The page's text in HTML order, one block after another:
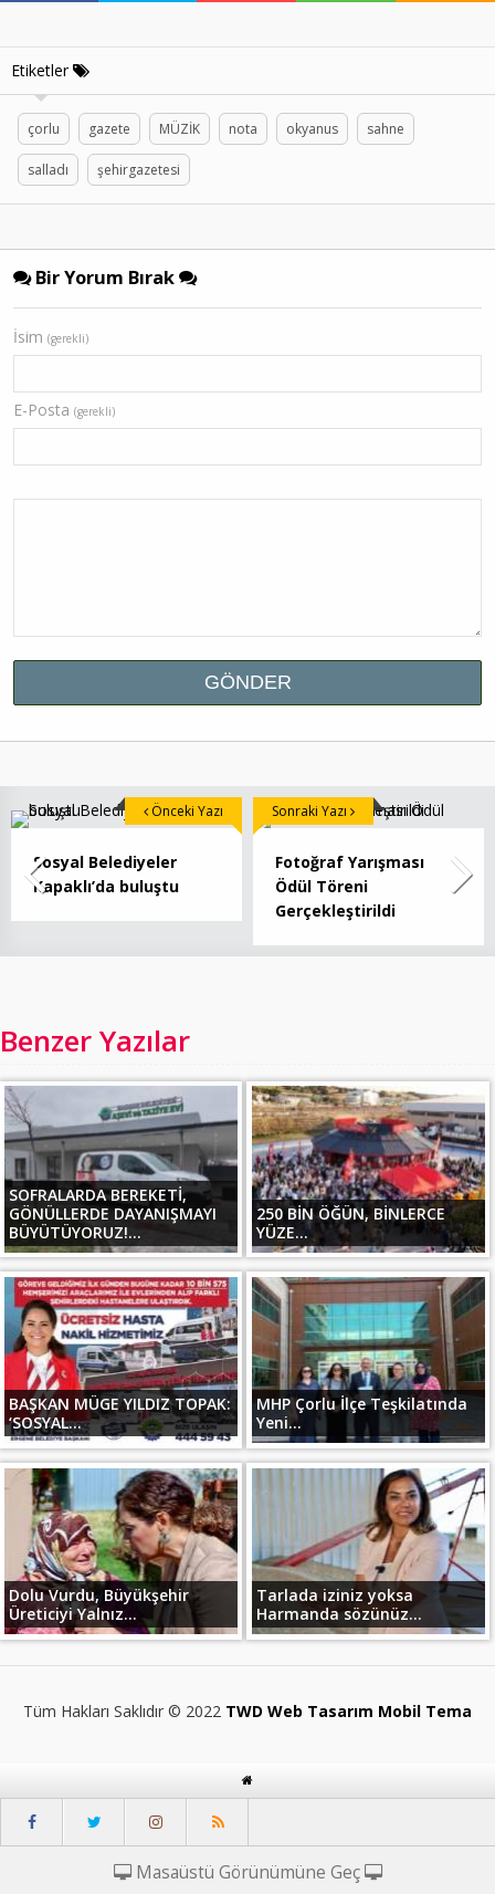
Etiketler
çorlu gazete MÜZİK nota okyanus sahne
salladı şehirgazetesi
Bir Yorum Bırak
İsim (gerekli)
E-Posta (gerekli)
Sosyal Belediyeler
Kapaklı’da buluştu
Önceki Yazı
Fotoğraf Yarışması
Ödül Töreni
Gerçekleştirildi
Sonraki Yazı
Benzer Yazılar
SOFRALARDA BEREKETİ,
GÖNÜLLERDE DAYANIŞMAYI
BÜYÜTÜYORUZ!...
250 BİN ÖĞÜN, BİNLERCE
YÜZE...
BAŞKAN MÜGE YILDIZ TOPAK:
‘SOSYAL...
MHP Çorlu İlçe Teşkilatında
Yeni...
Dolu Vurdu, Büyükşehir
Üreticiyi Yalnız...
Tarlada iziniz yoksa
Harmanda sözünüz...
Tüm Hakları Saklıdır © 2022 TWD Web Tasarım Mobil Tema
Masaüstü Görünümüne Geç